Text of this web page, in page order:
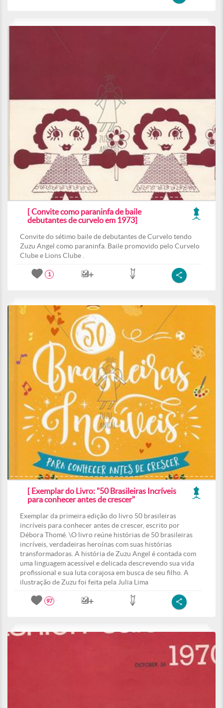
[ Convite como paraninfa de baile
debutantes de curvelo em 1973]
Convite do sétimo baile de debutantes de Curvelo tendo
Zuzu Angel como paraninfa. Baile promovido pelo Curvelo
Clube e Lions Clube .
1
[ Exemplar do Livro: "50 Brasileiras Incríveis
para conhecer antes de crescer"
Exemplar da primeira edição do livro 50 brasileiras
incríveis para conhecer antes de crescer, escrito por
Débora Thomé. \O livro reúne histórias de 50 brasileiras
incríveis, verdadeiras heroínas com suas histórias
transformadoras. A história de Zuzu Angel é contada com
uma linguagem acessível e delicada descrevendo sua vida
profissional e sua luta corajosa em busca de seu filho. A
ilustração de Zuzu foi feita pela Julia Lima
97